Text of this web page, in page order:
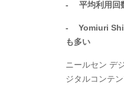
- 平均利用回
- Yomiuri
も多い
ニールセン デ
ジタルコンテ